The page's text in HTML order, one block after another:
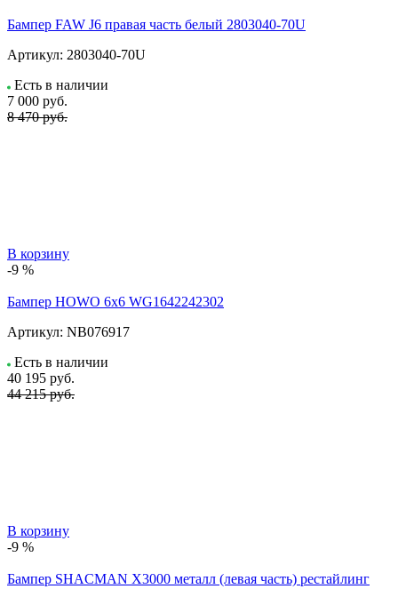
Бампер FAW J6 правая часть белый 2803040-70U
Артикул: 2803040-70U
Есть в наличии
7 000 руб.
8 470 руб.
В корзину
-9 %
Бампер HOWO 6х6 WG1642242302
Артикул: NB076917
Есть в наличии
40 195 руб.
44 215 руб.
В корзину
-9 %
Бампер SHACMAN X3000 металл (левая часть) рестайлинг